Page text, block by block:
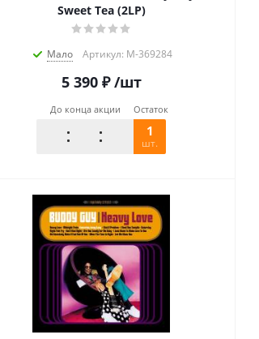
Sweet Tea (2LP)
Мало Артикул: M-369284
5 390₽ /шт
До конца акции Остаток
1
шт.